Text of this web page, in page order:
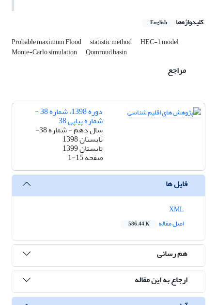
کلیدواژه‌ها English
Probable maximum Flood statistic method HEC-1 model
Monte-Carlo simulation Qomroud basin
مراجع
دوره 1398، شماره 38 -
شماره پیاپی 38
سال دهم - شماره 38-
تابستان 1398
تابستان 1399
صفحه1-15
فایل ها
اصل مقاله
586.44 K
هم رسانی
ارجاع به این مقاله